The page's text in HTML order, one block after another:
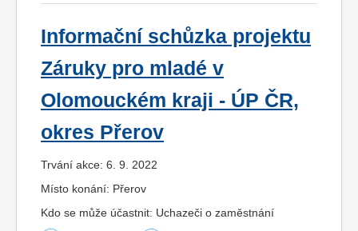
Informační schůzka projektu
Záruky pro mladé v
Olomouckém kraji - ÚP ČR,
okres Přerov
Trvání akce: 6. 9. 2022
Místo konání: Přerov
Kdo se může účastnit: Uchazeči o zaměstnání